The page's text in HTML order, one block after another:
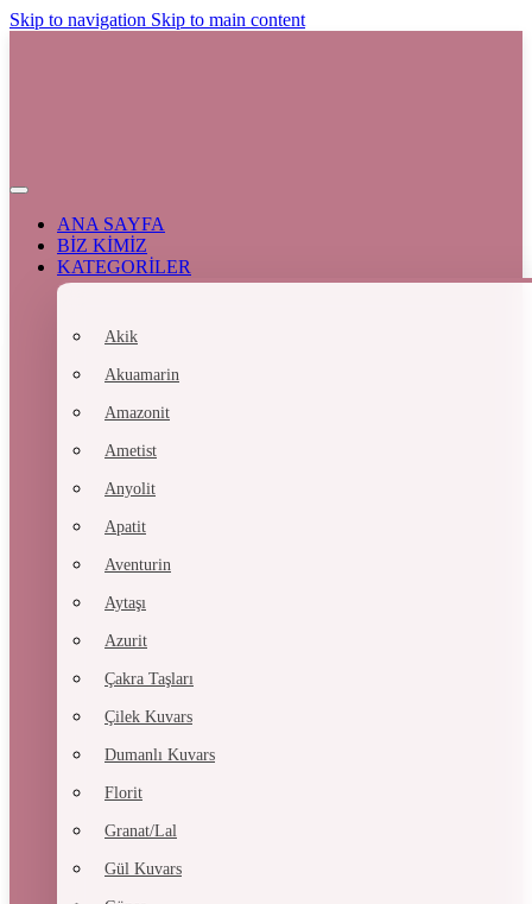
Skip to navigation Skip to main content
ANA SAYFA
BİZ KİMİZ
KATEGORİLER
Akik
Akuamarin
Amazonit
Ametist
Anyolit
Apatit
Aventurin
Aytaşı
Azurit
Çakra Taşları
Çilek Kuvars
Dumanlı Kuvars
Florit
Granat/Lal
Gül Kuvars